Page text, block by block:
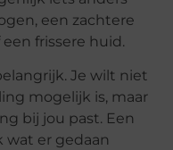
een zachtere
frissere huid.
Je wilt niet
mogelijk is, maar
bij jou past. Een
er gedaan